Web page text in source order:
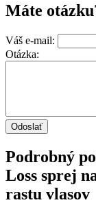
Máte
Váš e-mail:
Otázka:
Podrobný
Loss sprej
rastu vlasov